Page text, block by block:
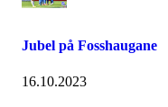
Jubel på Fosshaugane
16.10.2023